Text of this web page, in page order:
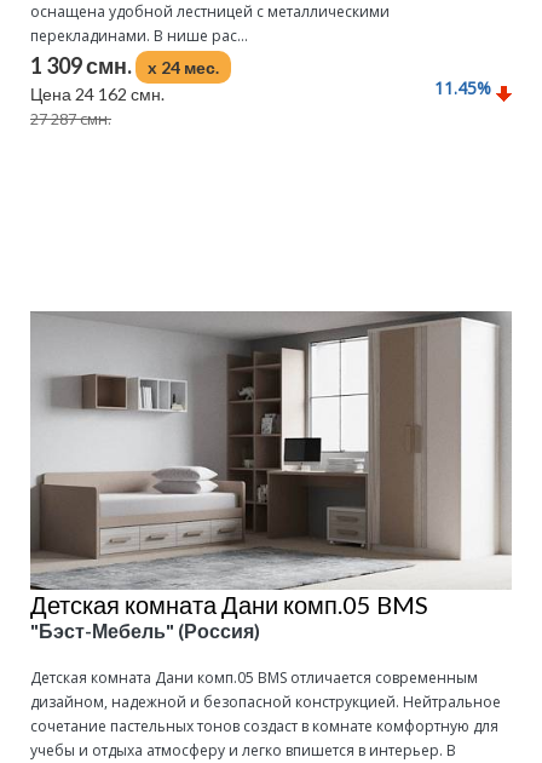
оснащена удобной лестницей с металлическими
перекладинами. В нише рас...
1 309 смн.
x 24 мес.
Цена 24 162 смн.
27 287 смн.
11.45%
Детская комната Дани комп.05 BMS
"Бэст-Мебель" (Россия)
Детская комната Дани комп.05 BMS отличается современным
дизайном, надежной и безопасной конструкцией. Нейтральное
сочетание пастельных тонов создаст в комнате комфортную для
учебы и отдыха атмосферу и легко впишется в интерьер. В